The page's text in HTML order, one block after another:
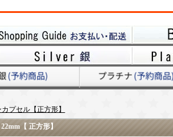
プセル【正方形】
【 正方形】